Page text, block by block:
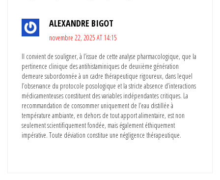
ALEXANDRE BIGOT
novembre 22, 2025 AT 14:15
Il convient de souligner, à l’issue de cette analyse pharmacologique, que la
pertinence clinique des antihistaminiques de deuxième génération
demeure subordonnée à un cadre thérapeutique rigoureux, dans lequel
l’observance du protocole posologique et la stricte absence d’interactions
médicamenteuses constituent des variables indépendantes critiques. La
recommandation de consommer uniquement de l’eau distillée à
température ambiante, en dehors de tout apport alimentaire, est non
seulement scientifiquement fondée, mais également éthiquement
impérative. Toute déviation constitue une négligence thérapeutique.